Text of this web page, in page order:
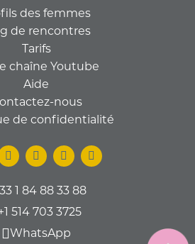
des femmes
de rencontres
Tarifs
chaîne Youtube
Aide
nous
de confidentialité
1 84 88 33 88
514 703 3725
WhatsApp